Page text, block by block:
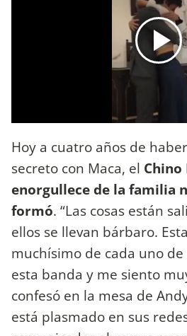
Hoy a cuatro años de
secreto con Maca, el Chino
enorgullece de la familia
formó. “Las cosas están
ellos se llevan bárbaro.
muchísimo de cada uno
esta banda y me siento
confesó en la mesa de
está plasmado en sus